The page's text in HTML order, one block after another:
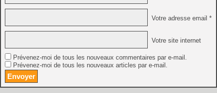
Votre adresse email *
Votre site internet
Prévenez-moi de tous les nouveaux commentaires par e-mail.
Prévenez-moi de tous les nouveaux articles par e-mail.